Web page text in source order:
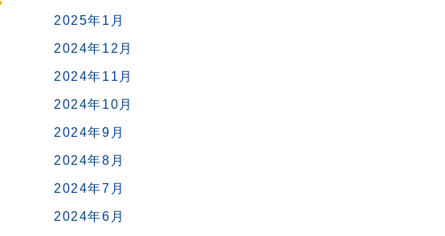
2025年1月
2024年12月
2024年11月
2024年10月
2024年9月
2024年8月
2024年7月
2024年6月